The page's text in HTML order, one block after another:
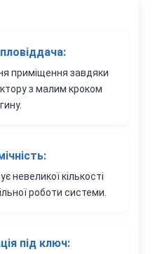
приміщення завдяки
з малим кроком
невеликої кількості
роботи системи.
під ключ: